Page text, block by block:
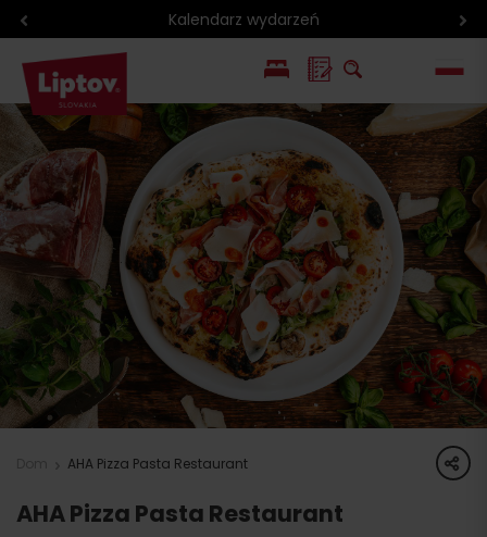
Kalendarz wydarzeń
EN
SK
AHA Pizza Pasta Restaurant share
AHA Pizza Pasta Restaurant